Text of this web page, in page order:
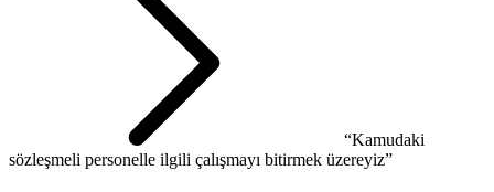
“Kamudaki
sözleşmeli personelle ilgili çalışmayı bitirmek üzereyiz”